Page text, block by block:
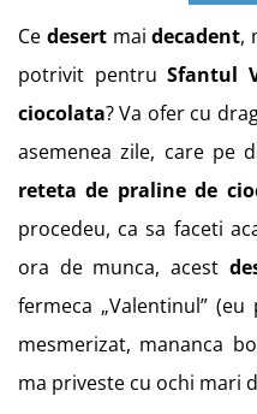
Ce desertmaidecadent,
potrivit pentruSfantul
ciocolata? Va ofer cu
asemenea zile, care pe
reteta de praline de
procedeu, ca sa faceti
ora de munca, acest
fermeca „Valentinul”
mesmerizat, mananca
ma priveste cu ochi mari